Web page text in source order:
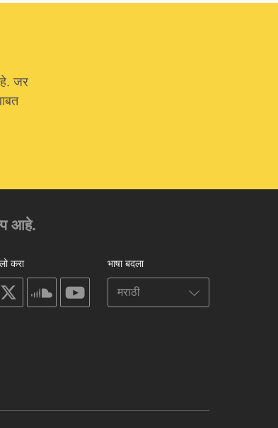
जर
आहे.
भाषा बदला
करा
soundcloudyoutube